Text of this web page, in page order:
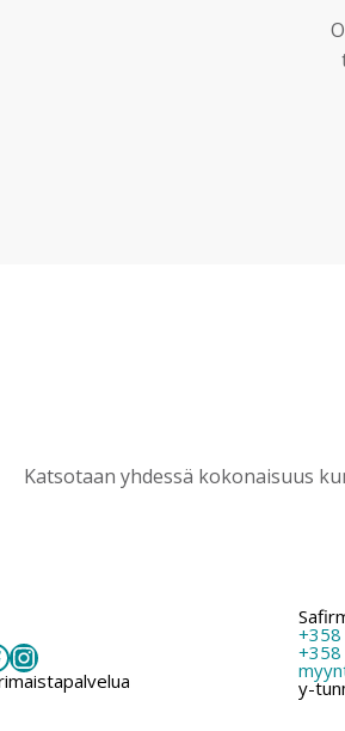
Katsotaan yhdessä kokonaisuus
Instagram
y-